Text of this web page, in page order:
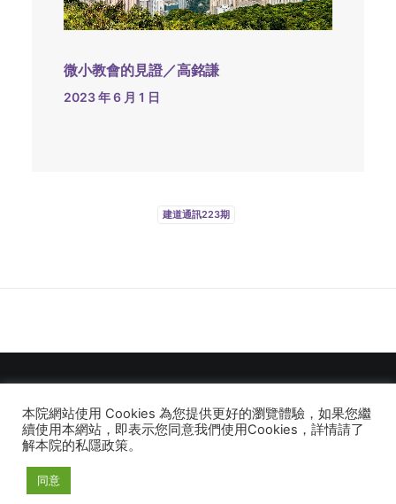
微小教會的見證／高銘謙
2023 年 6 月 1 日
建道通訊223期
© 2026 建道神學院Alliance Bible Seminary. All rights reserved
本院網站使用 Cookies 為您提供更好的瀏覽體驗，如果您繼
續使用本網站，即表示您同意我們使用Cookies，詳情請了
解本院的私隱政策。
同意